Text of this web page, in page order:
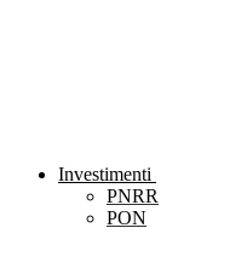
Investimenti
PNRR
PON